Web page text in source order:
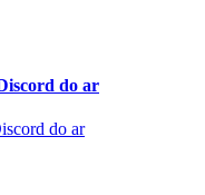
do ar